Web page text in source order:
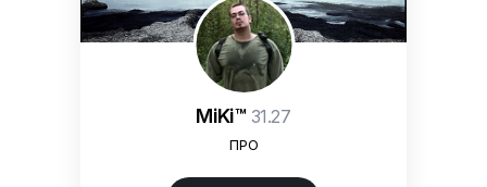
MiKi™ 31.27
ПРО